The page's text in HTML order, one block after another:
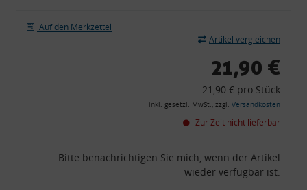
Auf den Merkzettel
Artikel vergleichen
21,90 €
21,90 € pro Stück
inkl. gesetzl. MwSt., zzgl. Versandkosten
Zur Zeit nicht lieferbar
Bitte benachrichtigen Sie mich, wenn der Artikel
wieder verfügbar ist: